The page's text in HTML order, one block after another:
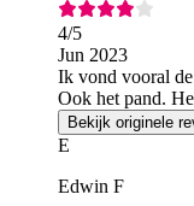
4/5
Jun 2023
Ik vond vooral
Ook het pand.
Bekijk originele
E
Edwin F